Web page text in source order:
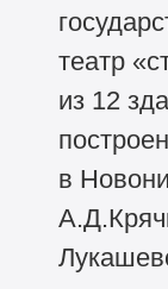
театр
из 12
в